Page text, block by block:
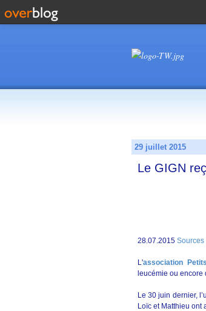
29 juillet 2015
Le GIGN
28.07.2015 Sources
L'association
leucémie ou
Le 30 juin dernier,
Loïc et Matthieu ont